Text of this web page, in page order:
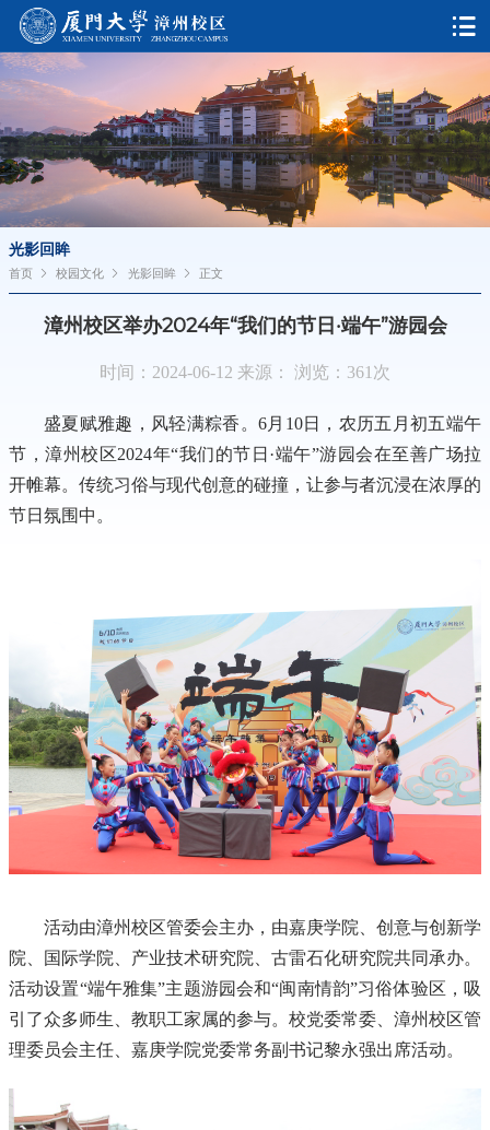
光影回眸
首页 校园文化 光影回眸 正文
漳州校区举办2024年“我们的节日·端午”游园会
时间：2024-06-12 来源： 浏览： 361 次
盛夏赋雅趣，风轻满粽香。6月10日，农历五月初五端午
节，漳州校区2024年“我们的节日·端午”游园会在至善广场拉
开帷幕。传统习俗与现代创意的碰撞，让参与者沉浸在浓厚的
节日氛围中。
活动由漳州校区管委会主办，由嘉庚学院、创意与创新学
院、国际学院、产业技术研究院、古雷石化研究院共同承办。
活动设置“端午雅集”主题游园会和“闽南情韵”习俗体验区，吸
引了众多师生、教职工家属的参与。校党委常委、漳州校区管
理委员会主任、嘉庚学院党委常务副书记黎永强出席活动。